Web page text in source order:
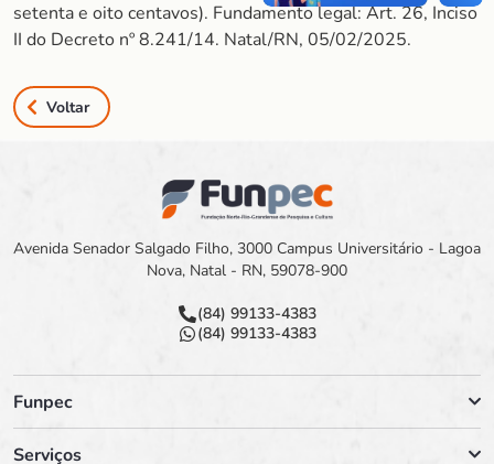
setenta e oito centavos). Fundamento legal: Art. 26, Inciso
II do Decreto nº 8.241/14. Natal/RN, 05/02/2025.
Voltar
Avenida Senador Salgado Filho, 3000 Campus Universitário - Lagoa
Nova, Natal - RN, 59078-900
(84) 99133-4383
(84) 99133-4383
Funpec
Serviços